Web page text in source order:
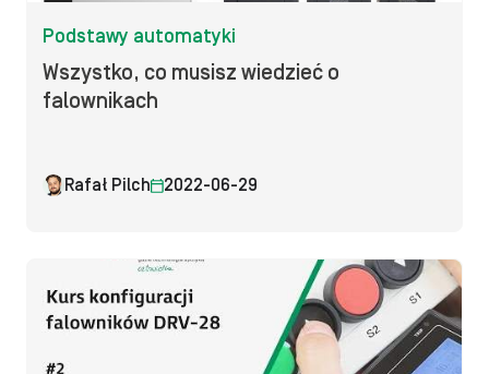
Podstawy automatyki
Wszystko, co musisz wiedzieć o
falownikach
Rafał Pilch 2022-06-29